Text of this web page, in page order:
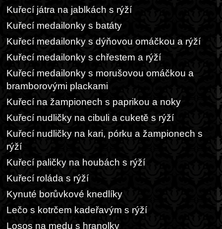
Kuřecí játra na jablkách s rýží
Kuřecí medailonky s batáty
Kuřecí medailonky s dýňovou omáčkou a rýží
Kuřecí medailonky s chřestem a rýží
Kuřecí medailonky s morušovou omáčkou a
bramborovými plackami
Kuřecí na žampionech s paprikou a noky
Kuřecí nudličky na cibuli a cuketě s rýží
Kuřecí nudličky na kari, pórku a žampionech s
rýží
Kuřecí paličky na houbách s rýží
Kuřecí roláda s rýží
Kynuté borůvkové knedlíky
Lečo s kotrčem kadeřavým s rýží
Losos na medu s hranolky